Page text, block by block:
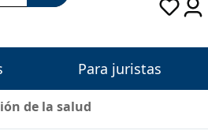
Para juristas
de la salud